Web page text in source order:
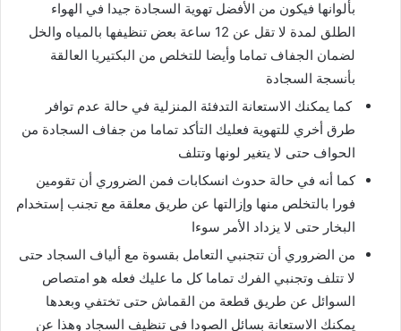
بألوانها فيكون من الأفضل تهوية السجادة جيدا في الهواء
الطلق لمدة لا تقل عن 12 ساعة بعض تنظيفها بالمياه والخل
لضمان الجفاف تماما وأيضا للتخلص من البكتيريا العالقة
بأنسجة السجادة
كما يمكنك الاستعانة التدفئة المنزلية في حالة عدم توافر
طرق أخري للتهوية فعليك التأكد تماما من جفاف السجادة من
الحواف حتى لا يتغير لونها وتتلف
كما أنه في حالة حدوث انسكابات فمن الضروري أن تقومين
فورا بالتخلص منها وإزالتها عن طريق معلقة مع تجنب إستخدام
البخار حتى لا يزداد الأمر سوءا
من الضروري أن تتجنبي التعامل بقسوة مع ألياف السجاد حتى
لا تتلف وتجنبي الفرك تماما كل ما عليك فعله هو امتصاص
السوائل عن طريق قطعة من القماش حتى تختفي وبعدها
يمكنك الاستعانة بسائل الصودا في تنظيف السجاد وهذا عن